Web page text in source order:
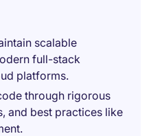
scalable
full-stack
platforms.
through rigorous
and best practices like